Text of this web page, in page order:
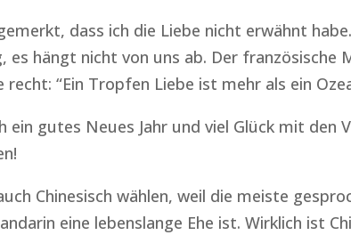
dass ich die Liebe nicht erwähnt
es hängt nicht von uns ab. Der französische
recht: “Ein Tropfen Liebe ist mehr als ein
ein gutes Neues Jahr und viel Glück mit den
Chinesisch wählen, weil die meiste
eine lebenslange Ehe ist. Wirklich ist